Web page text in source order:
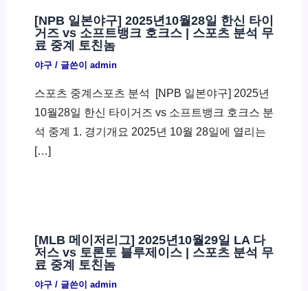
[NPB 일본야구] 2025년10월28일 한신 타이
거즈 vs 소프트뱅크 호크스 | 스포츠 분석 무
료 중계 토친놈
야구/ 글쓴이 admin
스포츠 중계스포츠 분석 ​ [NPB 일본야구] 2025년
10월28일 한신 타이거즈 vs 소프트뱅크 호크스 분
석 중계 1. 경기개요 2025년 10월 28일에 열리는
[…]
[MLB 메이저리그] 2025년10월29일 LA 다
저스 vs 토론토 블루제이스 | 스포츠 분석 무
료 중계 토친놈
야구/ 글쓴이 admin